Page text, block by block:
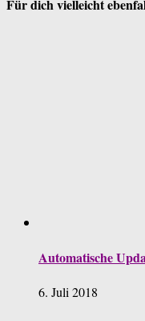
Für dich vielleicht
Automatische
6. Juli 2018